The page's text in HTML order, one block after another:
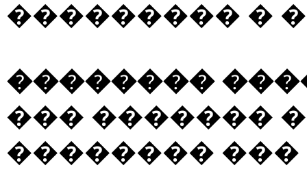
��������� �
��������
��� �������
�������� ���